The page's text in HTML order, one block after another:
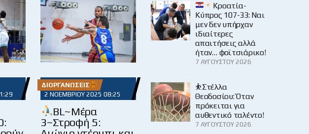
ΔΙΟΡΓΑΝΏΣΕΙΣ
2 ΝΟΕΜΒΡΊΟΥ 2025 08:25
BL~Μέρα
3~Στροφή 5:
Κροατία-
Κύπρος 107-33: Ναι
μεν δεν υπήρχαν
ιδιαίτερες
απαιτήσεις αλλά
ήταν… φοϊτσιάρικο!
7 ΑΥΓΟΎΣΤΟΥ 2026
⛹️Στέλλα
Θεοδοσίου: Όταν
πρόκειται για
αυθεντικό ταλέντο!
7 ΑΥΓΟΎΣΤΟΥ 2026